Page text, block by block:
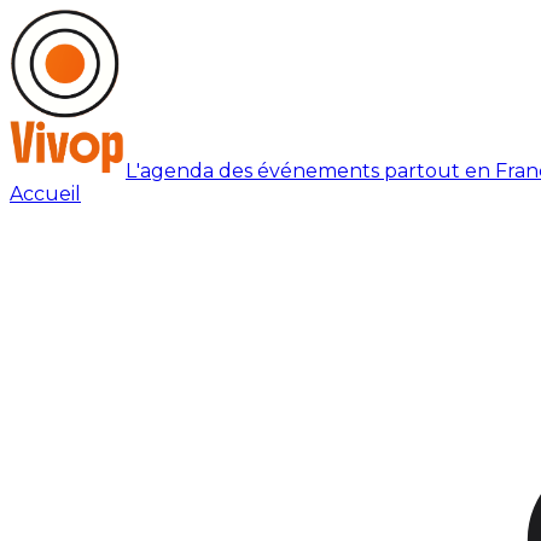
L'agenda des événements partout en
Accueil